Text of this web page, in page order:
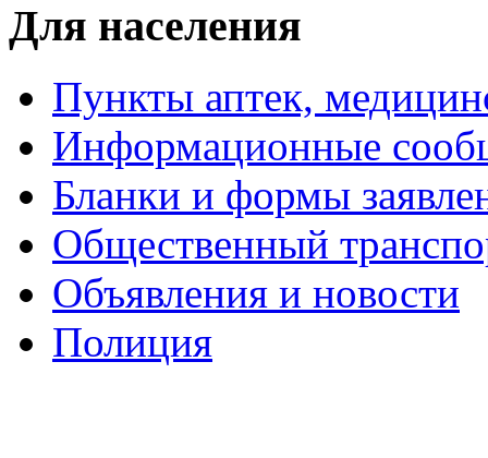
Для населения
Пункты аптек,
Информационные
Бланки и формы
Общественный
Объявления и новости
Полиция